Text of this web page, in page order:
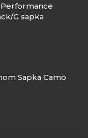
G sapka
Sapka Camo